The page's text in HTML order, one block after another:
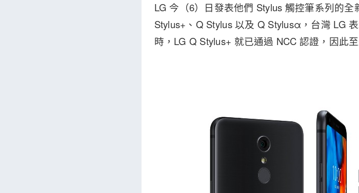
LG 今（6）日發表他們 Stylus 觸控筆系列的
Stylus+、Q Stylus 以及 Q Stylusα，台灣 LG
時，LG Q Stylus+ 就已通過 NCC 認證，因此